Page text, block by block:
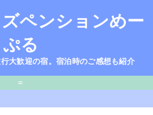
ズペンションめー
ぷる
大歓迎の宿。宿泊時のご感想も紹介
=